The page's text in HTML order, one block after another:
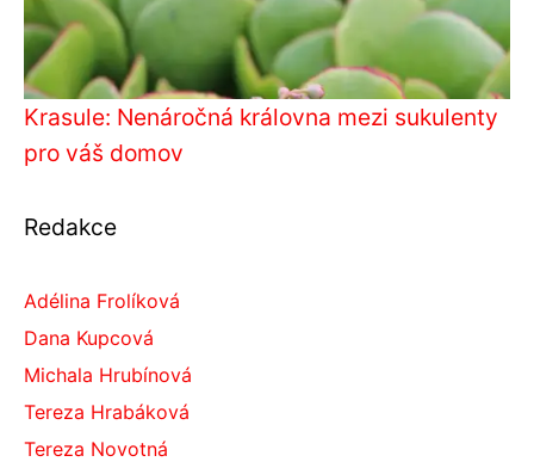
Krasule: Nenáročná královna mezi sukulenty
pro váš domov
Redakce
Adélina Frolíková
Dana Kupcová
Michala Hrubínová
Tereza Hrabáková
Tereza Novotná